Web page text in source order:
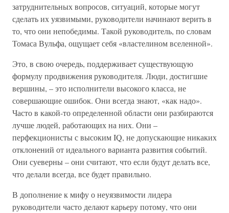
затруднительных вопросов, ситуаций, которые могут
сделать их уязвимыми, руководители начинают верить в
то, что они непобедимы. Такой руководитель, по словам
Томаса Вульфа, ощущает себя «властелином вселенной».
Это, в свою очередь, поддерживает существующую
формулу продвижения руководителя. Люди, достигшие
вершины, – это исполнители высокого класса, не
совершающие ошибок. Они всегда знают, «как надо».
Часто в какой-то определенной области они разбираются
лучше людей, работающих на них. Они –
перфекционисты с высоким IQ, не допускающие никаких
отклонений от идеального варианта развития событий.
Они суеверны – они считают, что если будут делать все,
что делали всегда, все будет правильно.
В дополнение к мифу о неуязвимости лидера
руководители часто делают карьеру потому, что они